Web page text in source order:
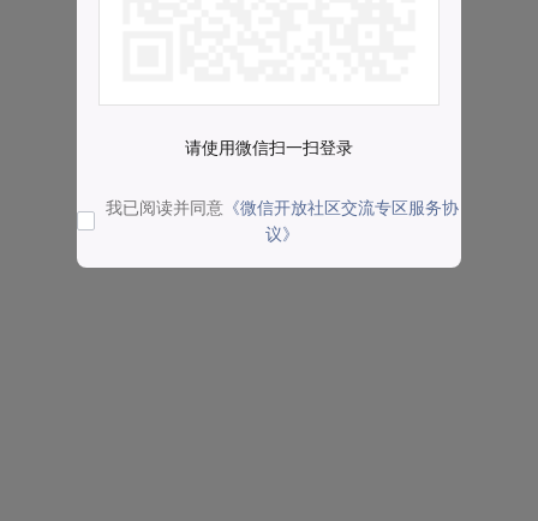
请使用微信扫一扫登录
我已阅读并同意 《微信开放社区交流专区服务协
议》